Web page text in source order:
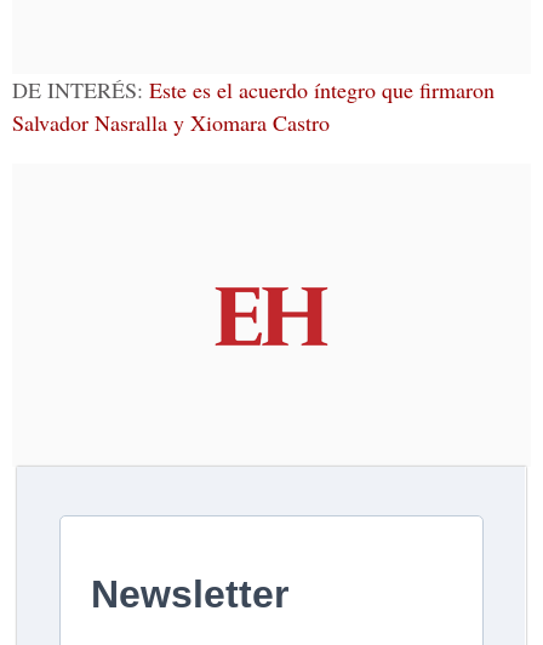
DE INTERÉS: Este es el acuerdo íntegro que firmaron
Salvador Nasralla y Xiomara Castro